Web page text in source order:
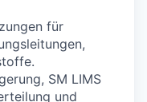
für
SM LIMS
und